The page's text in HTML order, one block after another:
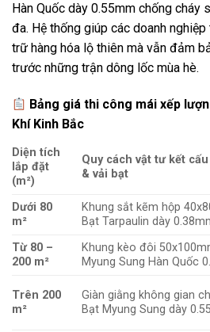
Hàn Quốc dày 0.55mm chống cháy
đa. Hệ thống giúp các doanh
trữ hàng hóa lộ thiên mà vẫn đảm
trước những trận dông lốc mùa hè.
Bảng giá thi công mái xếp
Khí Kinh Bắc
Diện tích
lắp đặt
(m²)
Quy cách vật tư kết
& vải bạt
Dưới 80
m²
Khung sắt kẽm hộp
Bạt Tarpaulin dày
Từ 80 –
200 m²
Khung kèo đôi
Myung Sung Hàn Quốc
Trên 200
m²
Giàn giằng không gian
Bạt Myung Sung dày